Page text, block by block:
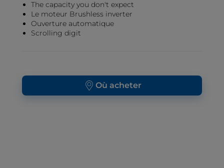
The capacity you don't expect
Le moteur Brushless inverter
Ouverture automatique
Scrolling digit
Où acheter